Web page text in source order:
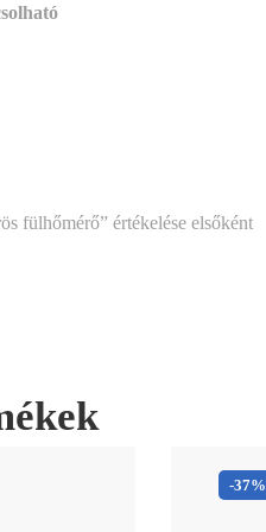
fülhőmérő” értékelése elsőként
-37%